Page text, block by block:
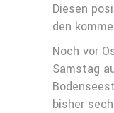
Diesen
den
Noch vor
Samstag
bisher